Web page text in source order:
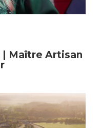
| Maître Artisan